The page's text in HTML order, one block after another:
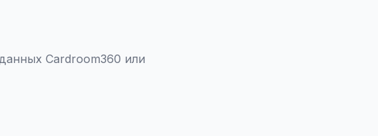
Cardroom360 или